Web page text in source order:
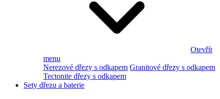
Otevřít
menu
Nerezové dřezy s odkapem Granitové dřezy s odkapem
Tectonite dřezy s odkapem
Sety dřezu a baterie